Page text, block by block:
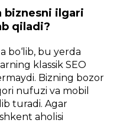
biznesni ilgari
qiladi?
bo‘lib, bu yerda
klassik SEO
Bizning bozor
nufuzi va mobil
turadi. Agar
aholisi